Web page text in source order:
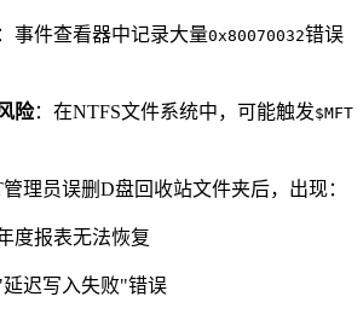
：事件查看器中记录大量0x80070032错误
险：在NTFS文件系统中，可能触发$MFT
理员误删D盘回收站文件夹后，出现：
度报表无法恢复
迟写入失败"错误